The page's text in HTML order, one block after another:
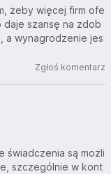
żeby więcej firm ofe
daje szansę na zdob
a wynagrodzenie jes
Zgłoś komentarz
świadczenia są możli
szczególnie w kont